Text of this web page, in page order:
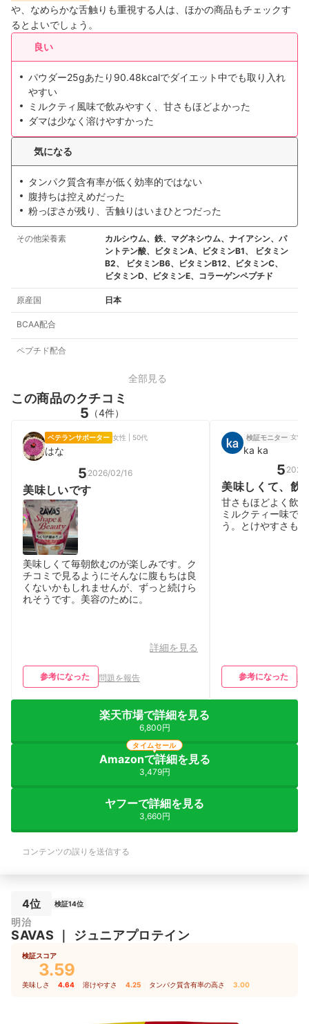
や、なめらかな舌触りも重視する人は、ほかの商品もチェックす
るとよいでしょう。
良い
パウダー25gあたり90.48kcalでダイエット中でも取り入れ
やすい
ミルクティ風味で飲みやすく、甘さもほどよかった
ダマは少なく溶けやすかった
気になる
タンパク質含有率が低く効率的ではない
腹持ちは控えめだった
粉っぽさが残り、舌触りはいまひとつだった
その他栄養素
カルシウム、鉄、マグネシウム、ナイアシン、パ
ントテン酸、ビタミンA、ビタミンB1、 ビタミン
B2、 ビタミンB6、ビタミンB12、ビタミンC、
ビタミンD、ビタミンE、コラーゲンペプチド
原産国 日本
BCAA配合
ペプチド配合
全部見る
この商品のクチコミ
5 （4件）
ベテランサポーター 女性 | 50代
はな
5 2026/02/16
美味しいです
美味しくて毎朝飲むのが楽しみです。ク
チコミで見るようにそんなに腹もちは良
くないかもしれませんが、ずっと続けら
れそうです。美容のために。
詳細を見る
参考になった 問題を報告
検証モニター 女性
ka ka
5
美味しくて、飲
甘さもほどよく飲
ミルクティー味で
う。とけやすさも
参考になった
楽天市場で詳細を見る
6,800円
Amazonで詳細を見る
3,479円
タイムセール
ヤフーで詳細を見る
3,660円
コンテンツの誤りを送信する
4位 検証14位
明治
SAVAS ジュニアプロテイン
検証スコア
3.59
美味しさ 4.64 溶けやすさ 4.25 タンパク質含有率の高さ 3.00